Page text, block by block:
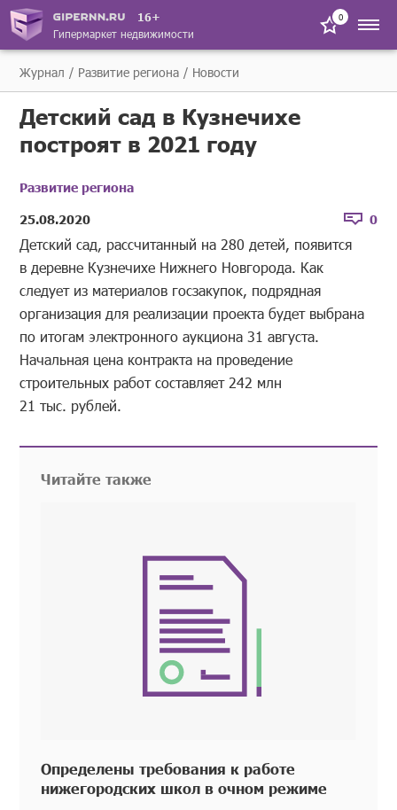
16+
Гипермаркет недвижимости
0
Журнал Развитие региона Новости
Детский сад в Кузнечихе
построят в 2021 году
Развитие региона
25.08.2020
0
Детский сад, рассчитанный на 280 детей, появится
в деревне Кузнечихе Нижнего Новгорода. Как
следует из материалов госзакупок, подрядная
организация для реализации проекта будет выбрана
по итогам электронного аукциона 31 августа.
Начальная цена контракта на проведение
строительных работ составляет 242 млн
21 тыс. рублей.
Читайте также
Определены требования к работе
нижегородских школ в очном режиме